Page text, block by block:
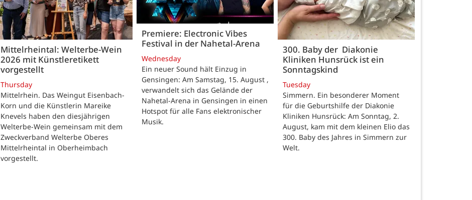
Mittelrheintal: Welterbe-Wein
2026 mit Künstleretikett
vorgestellt
Thursday
Mittelrhein. Das Weingut Eisenbach-
Korn und die Künstlerin Mareike
Knevels haben den diesjährigen
Welterbe-Wein gemeinsam mit dem
Zweckverband Welterbe Oberes
Mittelrheintal in Oberheimbach
vorgestellt.
Premiere: Electronic Vibes
Festival in der Nahetal-Arena
Wednesday
Ein neuer Sound hält Einzug in
Gensingen: Am Samstag, 15. August ,
verwandelt sich das Gelände der
Nahetal-Arena in Gensingen in einen
Hotspot für alle Fans elektronischer
Musik.
300. Baby der Diakonie
Kliniken Hunsrück ist ein
Sonntagskind
Tuesday
Simmern. Ein besonderer Moment
für die Geburtshilfe der Diakonie
Kliniken Hunsrück: Am Sonntag, 2.
August, kam mit dem kleinen Elio das
300. Baby des Jahres in Simmern zur
Welt.